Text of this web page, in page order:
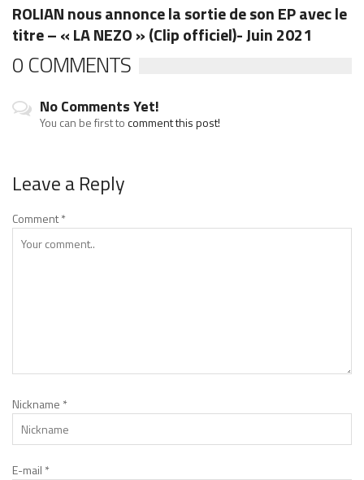
ROLIAN nous annonce la sortie de son EP avec le
titre – « LA NEZO » (Clip officiel)- Juin 2021
0 COMMENTS
No Comments Yet!
You can be first tocomment this post!
Leave a Reply
Comment*
Nickname *
E-mail *